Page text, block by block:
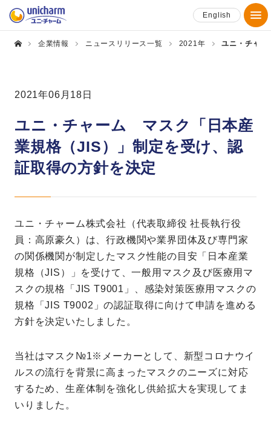
English
企業情報 ニュースリリース一覧 2021年 ユニ・チャ
2021年06月18日
ユニ・チャーム マスク「日本産
業規格（JIS）」制定を受け、認
証取得の方針を決定
ユニ・チャーム株式会社（代表取締役 社長執行役
員：高原豪久）は、行政機関や業界団体及び専門家
の関係機関が制定したマスク性能の目安「日本産業
規格（JIS）」を受けて、一般用マスク及び医療用マ
スクの規格「JIS T9001」、感染対策医療用マスクの
規格「JIS T9002」の認証取得に向けて申請を進める
方針を決定いたしました。
当社はマスク№1※メーカーとして、新型コロナウイ
ルスの流行を背景に高まったマスクのニーズに対応
するため、生産体制を強化し供給拡大を実現してま
いりました。